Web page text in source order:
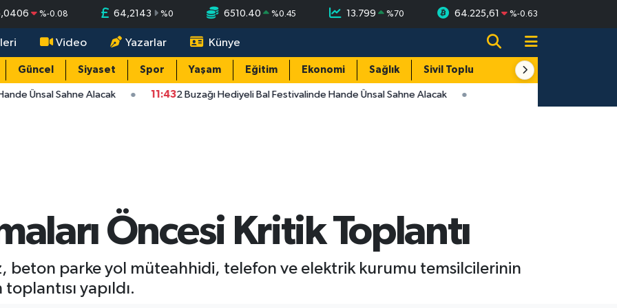
%-0.08 64,2143 %0 6510.40 %0.45 13.799 %70 64.225,61 %-0.63
Video Yazarlar Künye
Güncel Siyaset Spor Yaşam Eğitim Ekonomi Sağlık Sivil Toplum Turizm
Ünsal Sahne Alacak 11:432 Buzağı Hediyeli Bal Festivalinde Hande Ünsal Sahne Alacak
Öncesi Kritik Toplantı
beton parke yol müteahhidi, telefon ve elektrik kurumu temsilcilerinin
yapıldı.